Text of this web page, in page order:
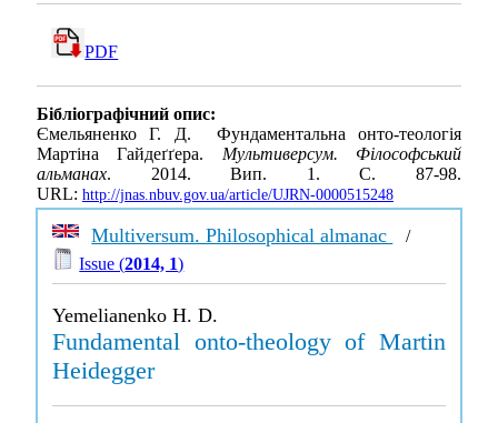
PDF
Бібліографічний опис:
Ємельяненко Г. Д. Фундаментальна онто-теологія
Мартіна Гайдеґґера. Мультиверсум. Філософський
альманах. 2014. Вип. 1. С. 87-98.
URL: http://jnas.nbuv.gov.ua/article/UJRN-0000515248
Multiversum. Philosophical almanac
/
Issue (2014, 1)
Yemelianenko H. D.
Fundamental onto-theology of Martin
Heidegger